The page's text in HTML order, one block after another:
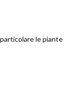
le piante